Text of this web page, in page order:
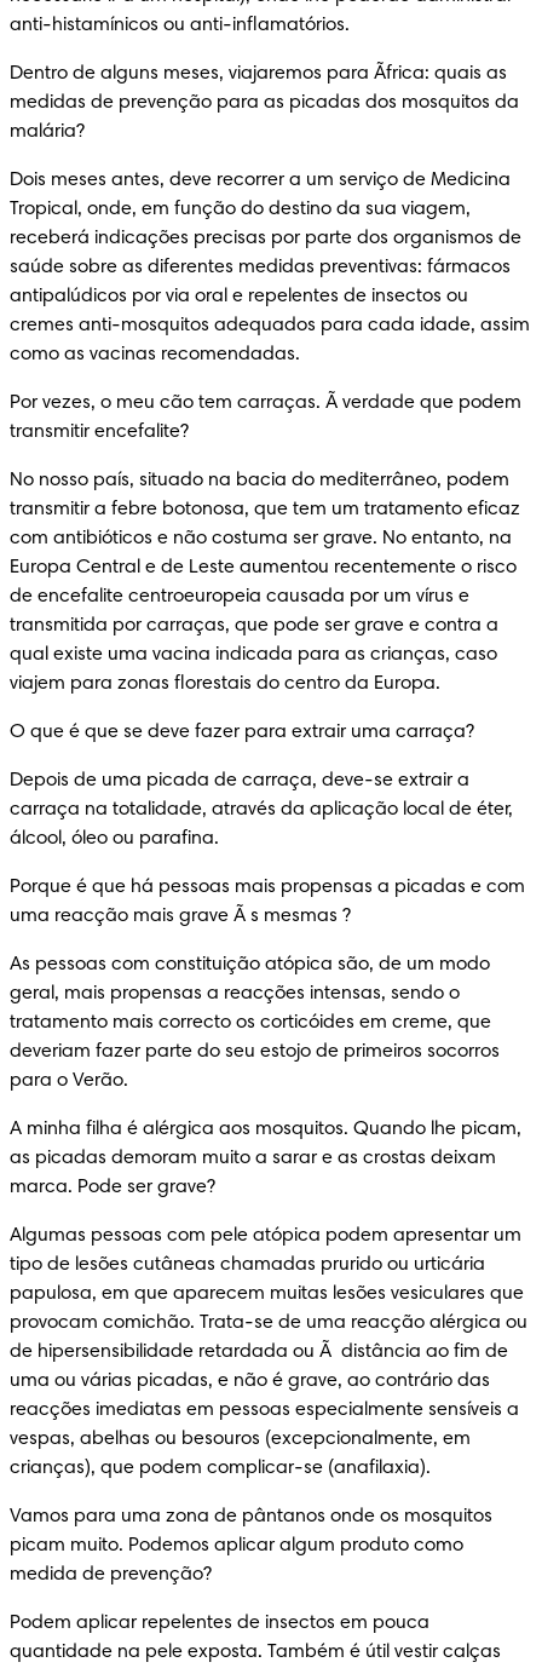
anti-histamínicos ou anti-inflamatórios.
Dentro de alguns meses, viajaremos para Ãfrica: quais as
medidas de prevenção para as picadas dos mosquitos da
malária?
Dois meses antes, deve recorrer a um serviço de Medicina
Tropical, onde, em função do destino da sua viagem,
receberá indicações precisas por parte dos organismos de
saúde sobre as diferentes medidas preventivas: fármacos
antipalúdicos por via oral e repelentes de insectos ou
cremes anti-mosquitos adequados para cada idade, assim
como as vacinas recomendadas.
Por vezes, o meu cão tem carraças. Ã verdade que podem
transmitir encefalite?
No nosso país, situado na bacia do mediterrâneo, podem
transmitir a febre botonosa, que tem um tratamento eficaz
com antibióticos e não costuma ser grave. No entanto, na
Europa Central e de Leste aumentou recentemente o risco
de encefalite centroeuropeia causada por um vírus e
transmitida por carraças, que pode ser grave e contra a
qual existe uma vacina indicada para as crianças, caso
viajem para zonas florestais do centro da Europa.
O que é que se deve fazer para extrair uma carraça?
Depois de uma picada de carraça, deve-se extrair a
carraça na totalidade, através da aplicação local de éter,
álcool, óleo ou parafina.
Porque é que há pessoas mais propensas a picadas e com
uma reacção mais grave Ã s mesmas ?
As pessoas com constituição atópica são, de um modo
geral, mais propensas a reacções intensas, sendo o
tratamento mais correcto os corticóides em creme, que
deveriam fazer parte do seu estojo de primeiros socorros
para o Verão.
A minha filha é alérgica aos mosquitos. Quando lhe picam,
as picadas demoram muito a sarar e as crostas deixam
marca. Pode ser grave?
Algumas pessoas com pele atópica podem apresentar um
tipo de lesões cutâneas chamadas prurido ou urticária
papulosa, em que aparecem muitas lesões vesiculares que
provocam comichão. Trata-se de uma reacção alérgica ou
de hipersensibilidade retardada ou Ã  distância ao fim de
uma ou várias picadas, e não é grave, ao contrário das
reacções imediatas em pessoas especialmente sensíveis a
vespas, abelhas ou besouros (excepcionalmente, em
crianças), que podem complicar-se (anafilaxia).
Vamos para uma zona de pântanos onde os mosquitos
picam muito. Podemos aplicar algum produto como
medida de prevenção?
Podem aplicar repelentes de insectos em pouca
quantidade na pele exposta. Também é útil vestir calças